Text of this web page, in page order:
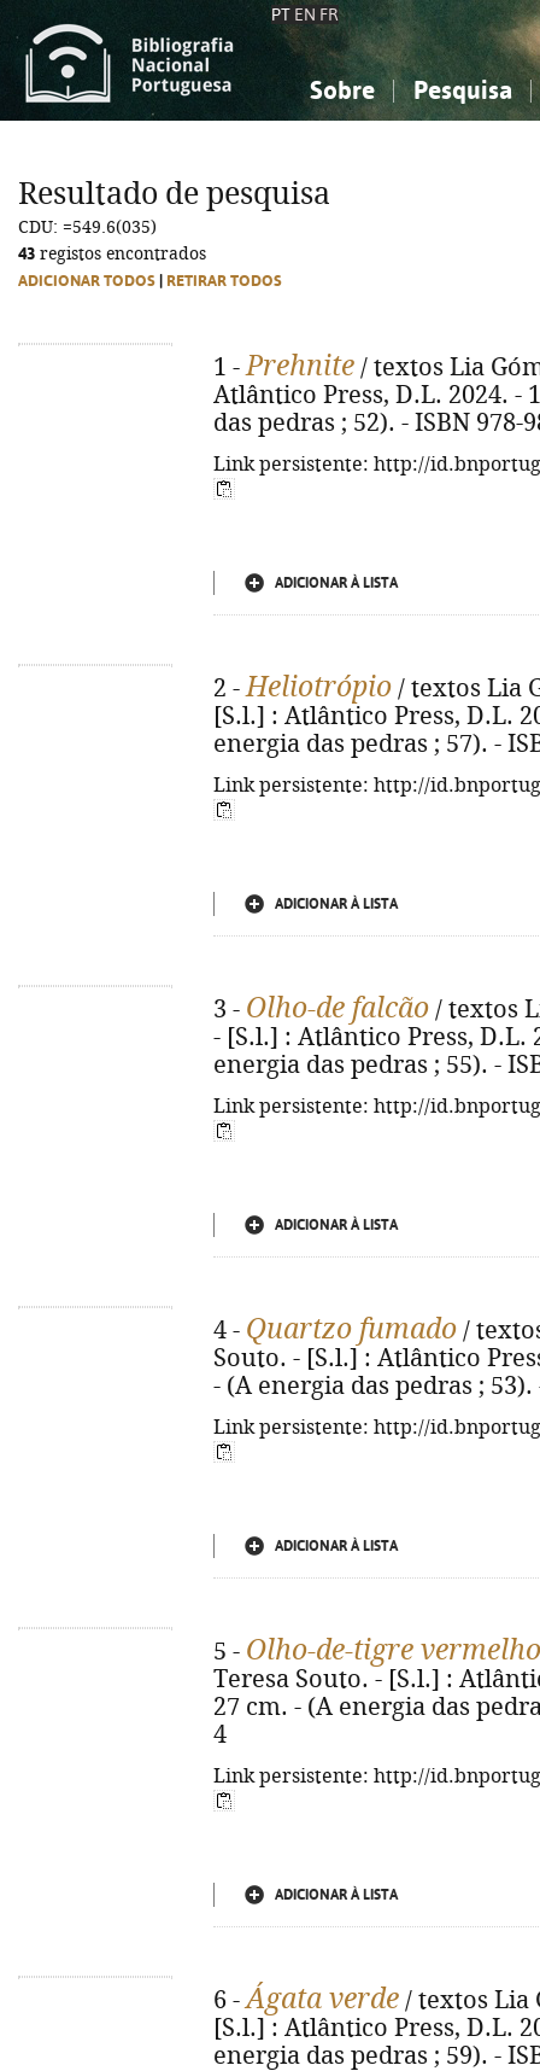
PT EN FR
Sobre Pesquisa
Ciências sociais...
Ciências sociais...
Resultado de pesquisa
CDU: =549.6(035)
43 registos encontrados
ADICIONAR TODOS RETIRAR TODOS
1 -Prehnite / textos Lia
Atlântico Press, D.L. 2024. -
das pedras ; 52). - ISBN 978-
Link persistente: http://
ADICIONAR À LISTA
2 -Heliotrópio / textos Lia
[S.l.] : Atlântico Press, D.L.
energia das pedras ; 57). -
Link persistente: http://
ADICIONAR À LISTA
3 - Olho-de falcão / textos
- [S.l.] : Atlântico Press, D.L.
energia das pedras ; 55). -
Link persistente: http://
ADICIONAR À LISTA
4 - Quartzo fumado /
Souto. - [S.l.] : Atlântico
- (A energia das pedras ; 53).
Link persistente: http://
ADICIONAR À LISTA
5 - Olho-de-tigre vermelho
Teresa Souto. - [S.l.] :
27 cm. - (A energia das
4
Link persistente: http://
ADICIONAR À LISTA
6 -Ágata verde / textos Lia
[S.l.] : Atlântico Press, D.L.
energia das pedras ; 59). -